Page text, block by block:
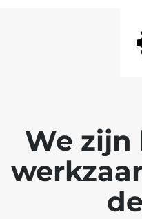
We zijn